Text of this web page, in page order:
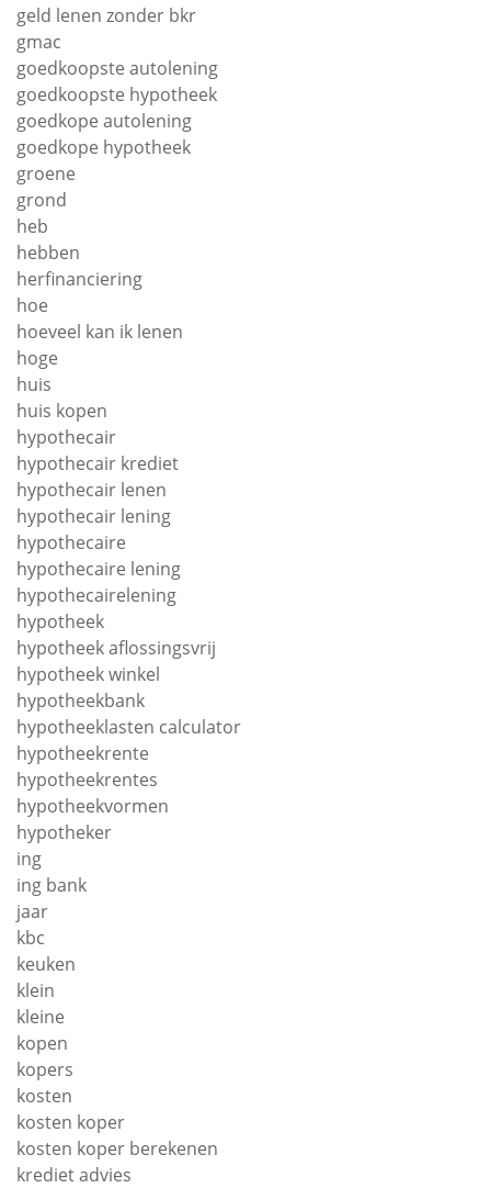
geld lenen zonder bkr
gmac
goedkoopste autolening
goedkoopste hypotheek
goedkope autolening
goedkope hypotheek
groene
grond
heb
hebben
herfinanciering
hoe
hoeveel kan ik lenen
hoge
huis
huis kopen
hypothecair
hypothecair krediet
hypothecair lenen
hypothecair lening
hypothecaire
hypothecaire lening
hypothecairelening
hypotheek
hypotheek aflossingsvrij
hypotheek winkel
hypotheekbank
hypotheeklasten calculator
hypotheekrente
hypotheekrentes
hypotheekvormen
hypotheker
ing
ing bank
jaar
kbc
keuken
klein
kleine
kopen
kopers
kosten
kosten koper
kosten koper berekenen
krediet advies